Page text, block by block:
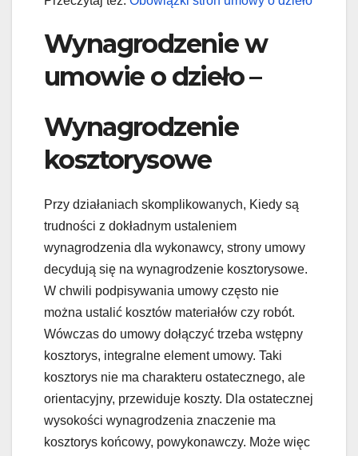
Wynagrodzenie w
umowie o dzieło –
Wynagrodzenie
kosztorysowe
Przy działaniach skomplikowanych, Kiedy są
trudności z dokładnym ustaleniem
wynagrodzenia dla wykonawcy, strony umowy
decydują się na wynagrodzenie kosztorysowe.
W chwili podpisywania umowy często nie
można ustalić kosztów materiałów czy robót.
Wówczas do umowy dołączyć trzeba wstępny
kosztorys, integralne element umowy. Taki
kosztorys nie ma charakteru ostatecznego, ale
orientacyjny, przewiduje koszty. Dla ostatecznej
wysokości wynagrodzenia znaczenie ma
kosztorys końcowy, powykonawczy. Może więc